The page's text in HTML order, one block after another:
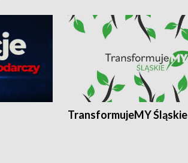
TransformujeMY Śląskie